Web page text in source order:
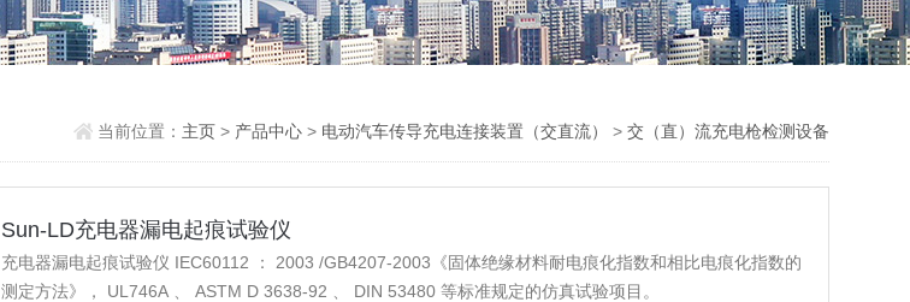
当前位置： 主页 > 产品中心 > 电动汽车传导充电连接装置（交直流） > 交（直）流充电枪检测设备
Sun-LD充电器漏电起痕试验仪
充电器漏电起痕试验仪 IEC60112 ： 2003 /GB4207-2003《固体绝缘材料耐电痕化指数和相比电痕化指数的
测定方法》， UL746A 、 ASTM D 3638-92 、 DIN 53480 等标准规定的仿真试验项目。